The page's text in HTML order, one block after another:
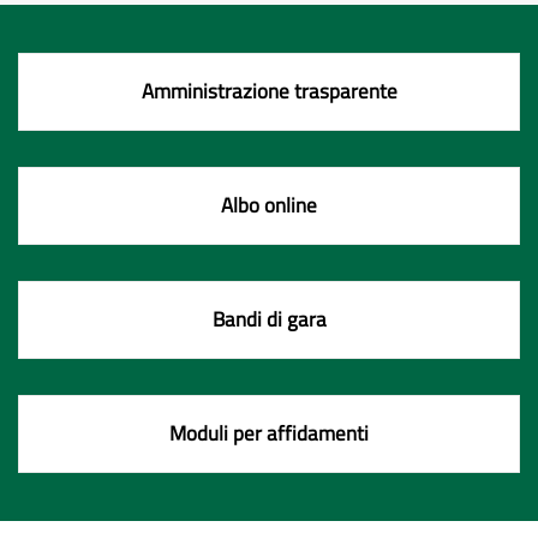
Amministrazione trasparente
Albo online
Bandi di gara
Moduli per affidamenti